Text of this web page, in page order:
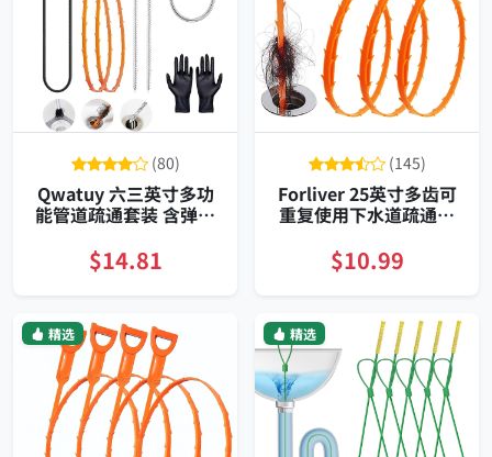
(80)
Qwatuy 六三英寸多功
能管道疏通套装 含弹簧
室通用
$14.81
(145)
Forliver 25英寸多齿可
重复使用下水道疏通器
$10.99
精选 精选